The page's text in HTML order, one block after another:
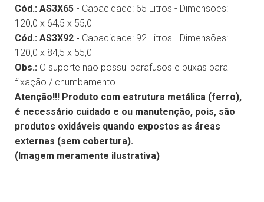
Cód.: AS3X65 - Capacidade: 65 Litros - Dimensões:
120,0 x 64,5 x 55,0
Cód.: AS3X92 - Capacidade: 92 Litros - Dimensões:
120,0 x 84,5 x 55,0
Obs.: O suporte não possui parafusos e buxas para
fixação / chumbamento
Atenção!!! Produto com estrutura metálica (ferro),
é necessário cuidado e ou manutenção, pois, são
produtos oxidáveis quando expostos as áreas
externas (sem cobertura).
(Imagem meramente ilustrativa)